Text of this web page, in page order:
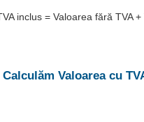
inclus = Valoarea fără TVA
Calculăm Valoarea cu